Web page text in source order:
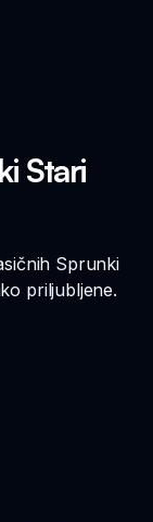
Stari
Sprunki
priljubljene.